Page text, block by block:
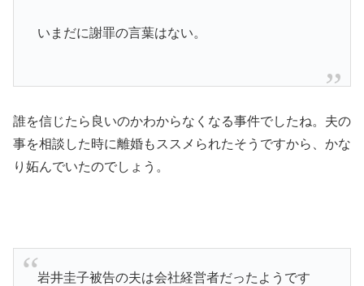
いまだに謝罪の言葉はない。
誰を信じたら良いのかわからなくなる事件でしたね。夫の
事を相談した時に離婚もススメられたそうですから、かな
り妬んでいたのでしょう。
岩井圭子被告の夫は会社経営者だったようです